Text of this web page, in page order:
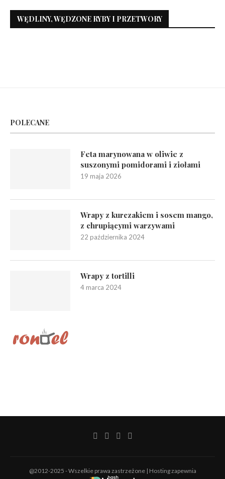
WĘDLINY, WĘDZONE RYBY I PRZETWORY
POLECANE
Feta marynowana w oliwie z
suszonymi pomidorami i ziołami
19 maja 2026
Wrapy z kurczakiem i sosem mango,
z chrupiącymi warzywami
22 października 2024
Wrapy z tortilli
4 marca 2024
@2012-2025 - Wszelkie prawa zastrzeżone | Hosting zapewnia